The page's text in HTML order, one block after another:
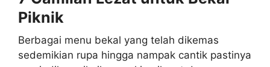
Piknik
Berbagai menu bekal yang telah dikemas
sedemikian rupa hingga nampak cantik pastinya